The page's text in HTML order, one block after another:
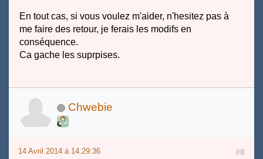
En tout cas, si vous voulez m'aider, n'hesitez pas à
me faire des retour, je ferais les modifs en
conséquence.
Ca gache les suprpises.
Chwebie
14 Avril 2014 à 14:29:36 #8